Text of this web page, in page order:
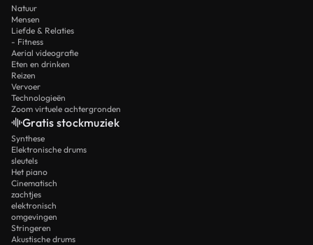
Natuur
Mensen
Liefde & Relaties
- Fitness
Aerial videografie
Eten en drinken
Reizen
Vervoer
Technologieën
Zoom virtuele achtergronden
Gratis stockmuziek
Synthese
Elektronische drums
sleutels
Het piano
Cinematisch
zachtjes
elektronisch
omgevingen
Stringeren
Akustische drums